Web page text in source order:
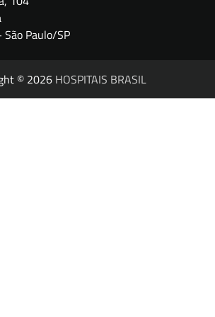
Paulo/SP
© 2026 HOSPITAIS BRASIL